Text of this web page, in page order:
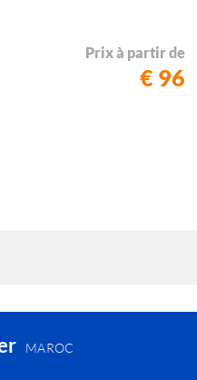
Prix à partir de
€ 96
MAROC